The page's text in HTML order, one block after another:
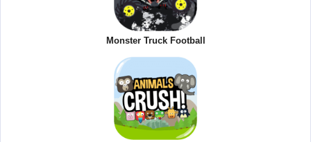
Monster Truck Football